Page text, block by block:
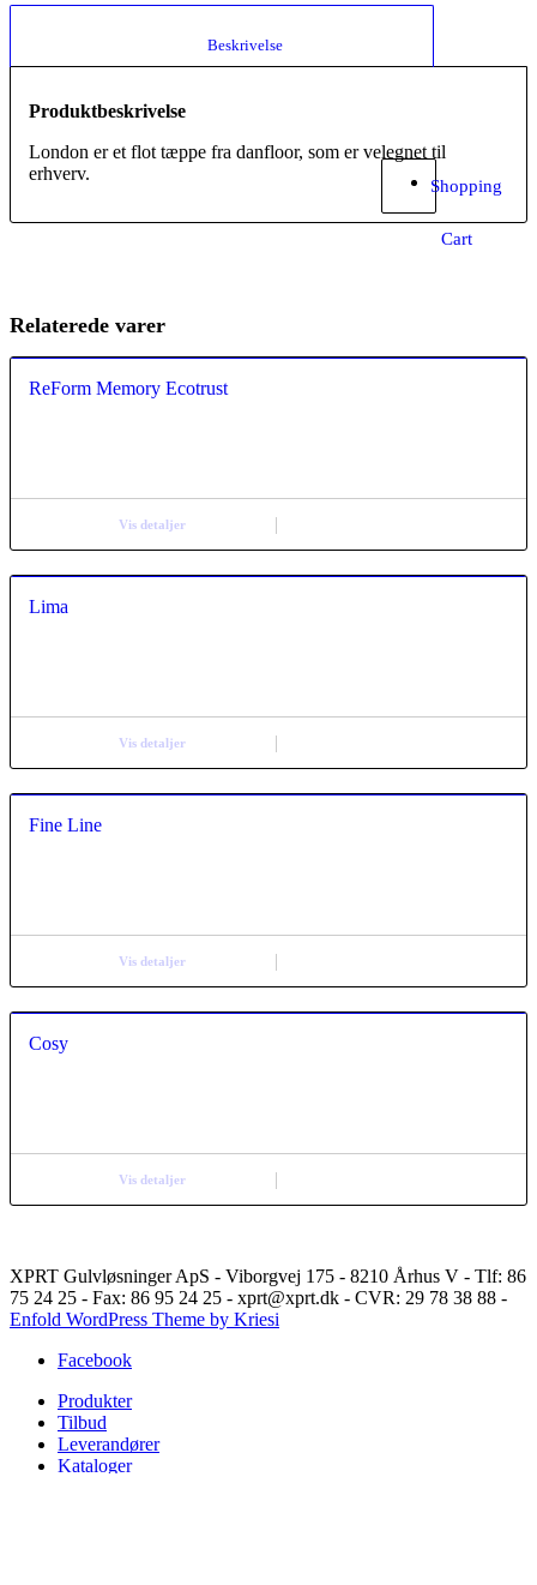
Shopping
Cart
Produktbeskrivelse
London er et flot tæppe fra danfloor, som er velegnet til
erhverv.
Relaterede varer
ReForm Memory Ecotrust
Vis detaljer
Lima
Vis detaljer
Fine Line
Vis detaljer
Cosy
Vis detaljer
XPRT Gulvløsninger ApS - Viborgvej 175 - 8210 Århus V - Tlf: 86
75 24 25 - Fax: 86 95 24 25 - xprt@xprt.dk - CVR: 29 78 38 88 -
Enfold WordPress Theme by Kriesi
Facebook
Produkter
Tilbud
Leverandører
Kataloger